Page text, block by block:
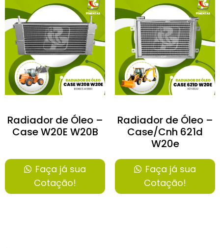
Radiador de Óleo –
Case W20E W20B
Faça já sua
Cotação!
Radiador de Óleo –
Case/Cnh 621d
W20e
Faça já sua
Cotação!